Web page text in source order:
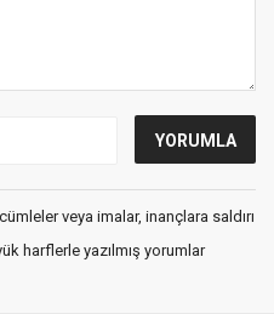
veya imalar, inançlara saldırı
harflerle yazılmış yorumlar